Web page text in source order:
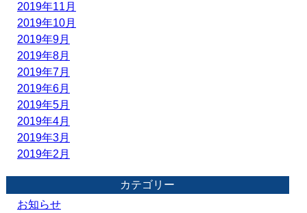
2019年11月
2019年10月
2019年9月
2019年8月
2019年7月
2019年6月
2019年5月
2019年4月
2019年3月
2019年2月
カテゴリー
お知らせ